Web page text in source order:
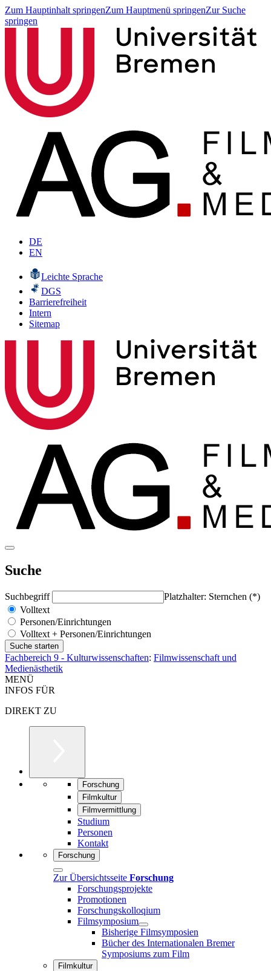
Zum Hauptinhalt springenZum Hauptmenü springenZur Suche
springen
DE
EN
Leichte Sprache
DGS
Barrierefreiheit
Intern
Sitemap
Suche
Suchbegriff
Platzhalter: Sternchen (*)
Volltext
Personen/Einrichtungen
Volltext + Personen/Einrichtungen
Fachbereich 9 - Kulturwissenschaften: Filmwissenschaft und
Medienästhetik
MENÜ
INFOS FÜR
DIREKT ZU
Forschung
Filmkultur
Filmvermittlung
Studium
Personen
Kontakt
Forschung
Zur Übersichtsseite Forschung
Forschungsprojekte
Promotionen
Forschungskolloqium
Filmsymposium
Bisherige Filmsymposien
Bücher des Internationalen Bremer
Symposiums zum Film
Filmkultur